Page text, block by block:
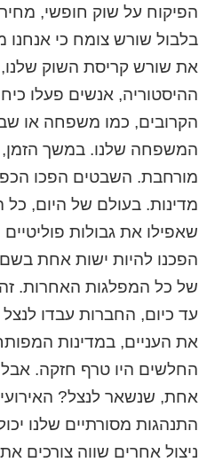
הפיקוח על שוק חופשי,
בלבול שורש צומח כי
את שורש קריסת השוק שלנו,
ההיסטוריה, אנשים פעלו
הקרובים, כמו משפחה או
המשפחה שלנו. במשך
מורחבת. השבטים הפכו
מדינות. בעולם של היום,
שאפילו את גבולות
הפכנו להיות ישות אחת
של כל המפלגות האחרות.
עד כיום, החברות עבדו
את העניים, במדינות
החלשים היו טרף חזקה. אבל
אחת, שנשאר לנצל?
התנהגות מסורתיים שלנו